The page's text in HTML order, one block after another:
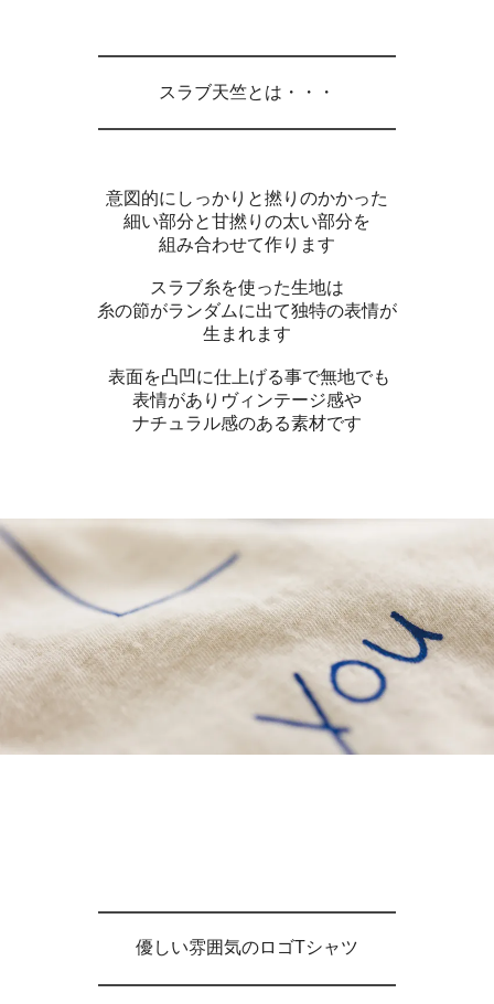
スラブ天竺とは・・・
意図的にしっかりと撚りのかかった
細い部分と甘撚りの太い部分を
組み合わせて作ります
スラブ糸を使った生地は
糸の節がランダムに出て独特の表情が
生まれます
表面を凸凹に仕上げる事で無地でも
表情がありヴィンテージ感や
ナチュラル感のある素材です
優しい雰囲気のロゴTシャツ